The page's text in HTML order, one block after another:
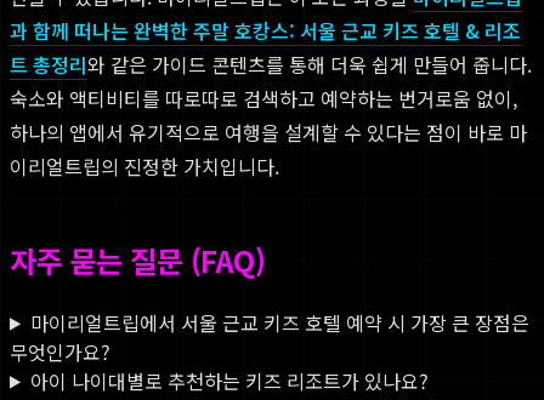
과 함께 떠나는 완벽한 주말 호캉스: 서울 근교 키즈 호텔 & 리조
트 총정리와 같은 가이드 콘텐츠를 통해 더욱 쉽게 만들어 줍니다.
숙소와 액티비티를 따로따로 검색하고 예약하는 번거로움 없이,
하나의 앱에서 유기적으로 여행을 설계할 수 있다는 점이 바로 마
이리얼트립의 진정한 가치입니다.
자주 묻는 질문 (FAQ)
마이리얼트립에서 서울 근교 키즈 호텔 예약 시 가장 큰 장점은
무엇인가요?
아이 나이대별로 추천하는 키즈 리조트가 있나요?